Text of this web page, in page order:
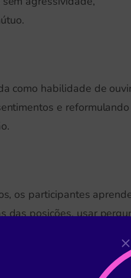
como habilidade de
e
os participantes
das posições, usar
sustentáveis.